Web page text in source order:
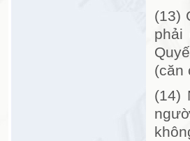
(13)
phải
(căn
(14)